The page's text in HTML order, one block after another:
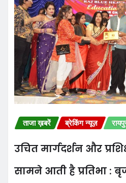
ताजा ख़बरें ब्रेकिंग न्यूज़
उचित मार्गदर्शन और
सामने आती है प्रतिभा :